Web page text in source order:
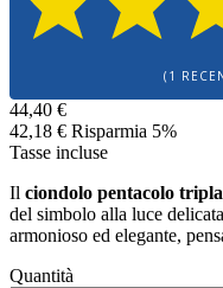
(1
44,40 €
42,18 € Risparmia 5%
Tasse incluse
Il ciondolo pentacolo
del simbolo alla luce
armonioso ed elegante,
Quantità